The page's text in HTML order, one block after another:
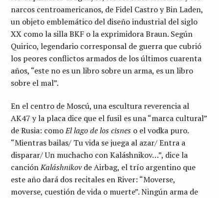
narcos centroamericanos, de Fidel Castro y Bin Laden,
un objeto emblemático del diseño industrial del siglo
XX como la silla BKF o la exprimidora Braun. Según
Quirico, legendario corresponsal de guerra que cubrió
los peores conflictos armados de los últimos cuarenta
años, “este no es un libro sobre un arma, es un libro
sobre el mal”.
En el centro de Moscú, una escultura reverencia al
AK47 y la placa dice que el fusil es una “marca cultural”
de Rusia: comoEl lago de los cisnes o el vodka puro.
“Mientras bailas/ Tu vida se juega al azar/ Entra a
disparar/ Un muchacho con Kaláshnikov…”, dice la
canciónKaláshnikovde Airbag, el trío argentino que
este año dará dos recitales en River: “Moverse,
moverse, cuestión de vida o muerte”. Ningún arma de